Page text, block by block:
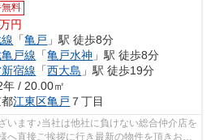
料
万円
「亀戸 」駅 徒歩8分
戸線 「亀戸水神 」駅 徒歩8分
宿線 「西大島 」駅 徒歩19分
年 / 20.00㎡
江東区亀戸 ７丁目
います♪当社は他社に負けない総合仲介店を
へ直接ご挨拶に行き最新の物件を頂きお客